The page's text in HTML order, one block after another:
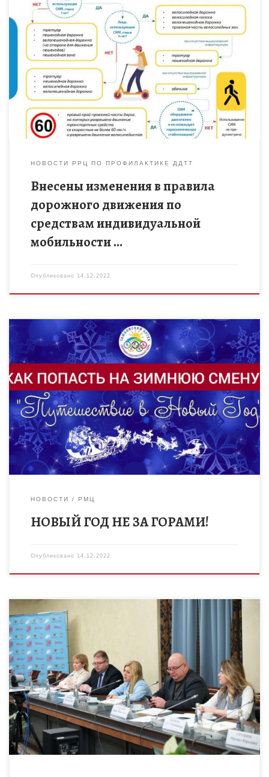
В целях организации работы по профилактике детского
дорожно-транспортного травматизма, а также обучению
детей безопасному поведению при управлении СИМ
(электросамокатами, сегвеями, моноколесами) призываем
соблюдать правила и […]
НОВОСТИ РРЦ ПО ПРОФИЛАКТИКЕ ДДТТ
Внесены изменения в правила
дорожного движения по
средствам индивидуальной
мобильности …
Опубликовано 14.12.2022
Дорогие друзья! Хотите устроить детям настоящий праздник?
Спортивно-оздоровительный лагерь «Тамбовский Артек»
представляет вашему вниманию новогоднюю смену
«Путешествие в Новый Год». Эта смена по-новогоднему
обещает быть […]
НОВОСТИ РМЦ
НОВЫЙ ГОД НЕ ЗА ГОРАМИ!
Опубликовано 14.12.2022
13 декабря 2022 года на площадке Общественной палаты
Российской Федерации состоялась пресс-конференции
итогов реализации создания новых мест дополнительного
образования детей в рамках федерального проекта «Успех […]